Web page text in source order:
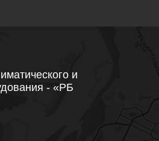
и
- «РБ